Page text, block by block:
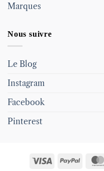
Marques
Nous suivre
Le Blog
Instagram
Facebook
Pinterest
Visa PayPal